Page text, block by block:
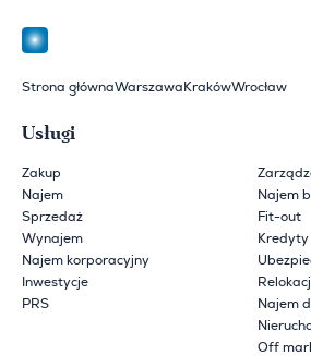
Strona głównaWarszawa KrakówWrocław
Usługi
Zakup
Najem
Sprzedaż
Wynajem
Najem korporacyjny
Inwestycje
PRS
Najem
Fit-out
Kredyty
Najem
Off